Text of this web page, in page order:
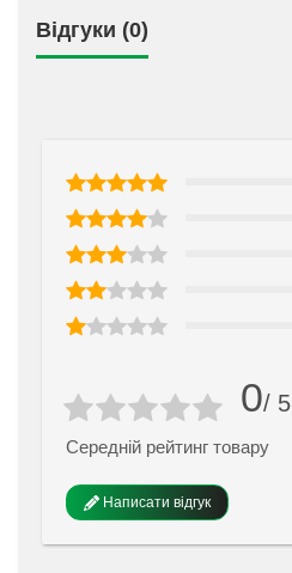
Відгуки (0)
0/ 5
Середній рейтинг товару
Написати відгук